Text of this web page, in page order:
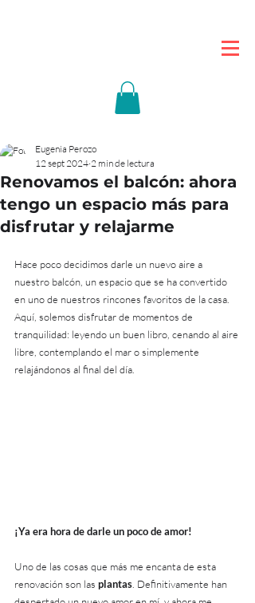
Renovamos el balcón: ahora
tengo un espacio más para
disfrutar y relajarme
Eugenia Perozo
12 sept 2024 2 min de lectura
Hace poco decidimos darle un nuevo aire a
nuestro balcón, un espacio que se ha convertido
en uno de nuestros rincones favoritos de la casa.
Aquí, solemos disfrutar de momentos de
tranquilidad: leyendo un buen libro, cenando al aire
libre, contemplando el mar o simplemente
relajándonos al final del día.
¡Ya era hora de darle un poco de amor!
Uno de las cosas que más me encanta de esta
renovación son las plantas. Definitivamente han